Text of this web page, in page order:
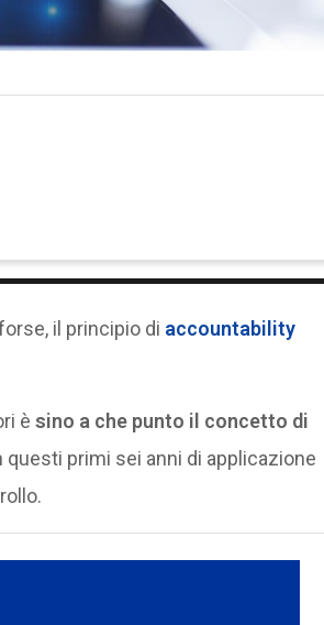
il principio di accountability
è sino a che punto il concetto di
primi sei anni di applicazione